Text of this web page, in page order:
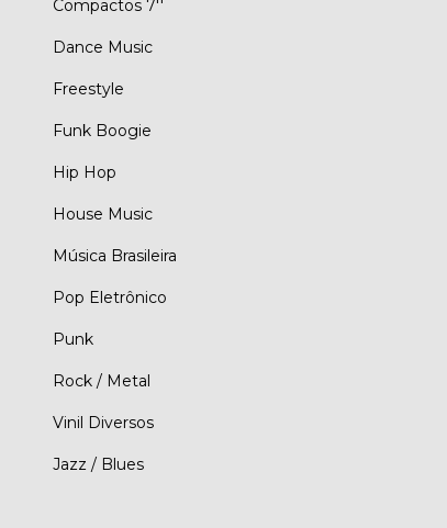
Compactos 7''
Dance Music
Freestyle
Funk Boogie
Hip Hop
House Music
Música Brasileira
Pop Eletrônico
Punk
Rock / Metal
Vinil Diversos
Jazz / Blues